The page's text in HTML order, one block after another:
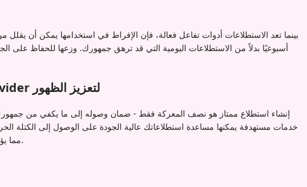
أسبوعيًا بدلاً من الاستطلاعات اليومية التي قد ترهق جمهورك. وزعها للحفاظ على
الاستفادة من خدمات Iamprovider لتعزيز الظهور
إنشاء استطلاع ممتاز هو نصف المعركة فقط - ضمان وصوله إلى ما يكفي من
مما يؤدي إلى تفاعل عضوي من خوارزمية لينكد إن.